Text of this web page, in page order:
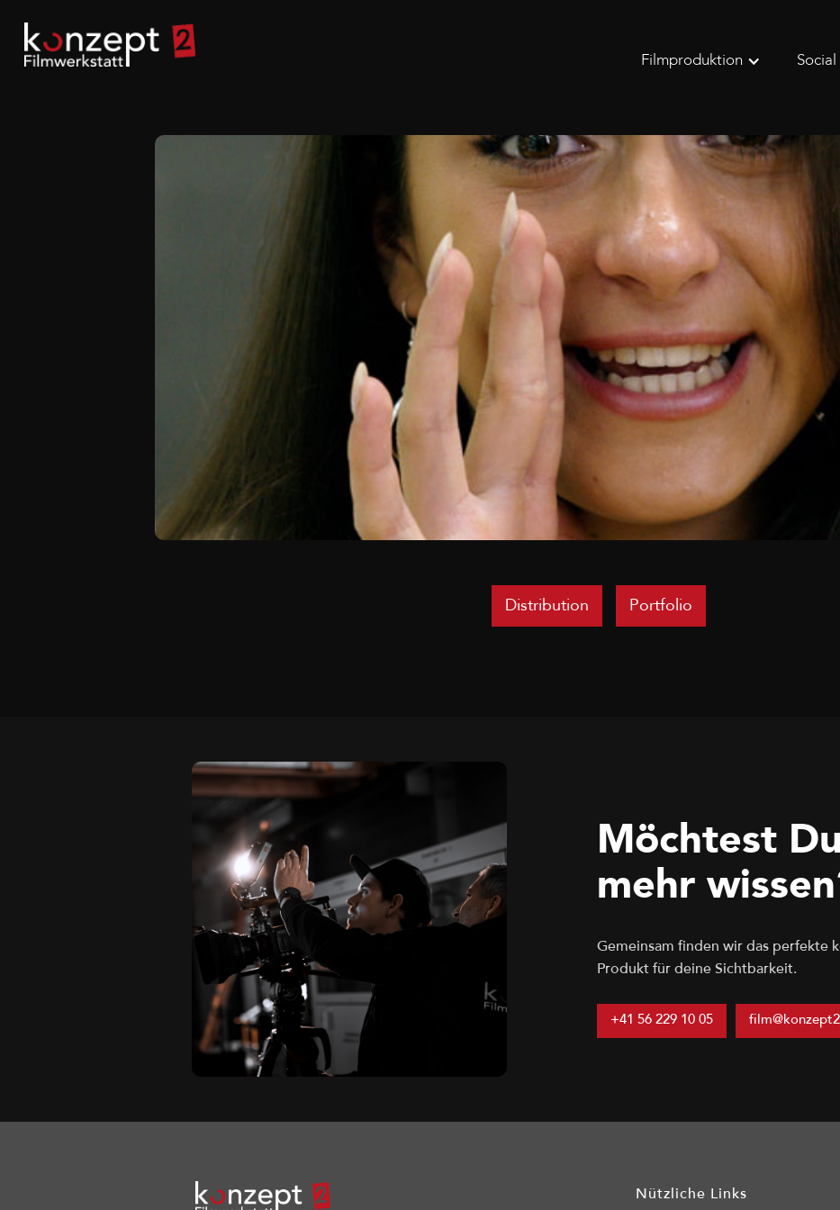
Filmproduktion
Distribution Portfolio
Möchtest Du
mehr
Gemeinsam finden wir das perfekte
Produkt für deine Sichtbarkeit.
+41 56 229 10 05
Nützliche Links